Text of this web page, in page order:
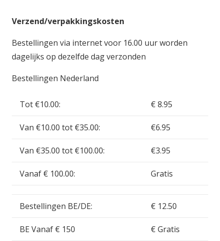
Verzend/verpakkingskosten
Bestellingen via internet voor 16.00 uur worden
dagelijks op dezelfde dag verzonden
Bestellingen Nederland
Tot €10.00: € 8.95
Van €10.00 tot €35.00: €6.95
Van €35.00 tot €100.00: €3.95
Vanaf € 100.00: Gratis
Bestellingen BE/DE: € 12.50
BE Vanaf € 150 € Gratis